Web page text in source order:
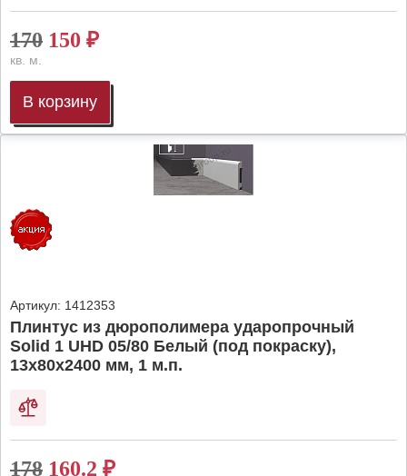
170 150 ₽
кв. м.
В корзину
Артикул: 1412353
Плинтус из дюрополимера ударопрочный
Solid 1 UHD 05/80 Белый (под покраску),
13х80х2400 мм, 1 м.п.
178 160.2 ₽